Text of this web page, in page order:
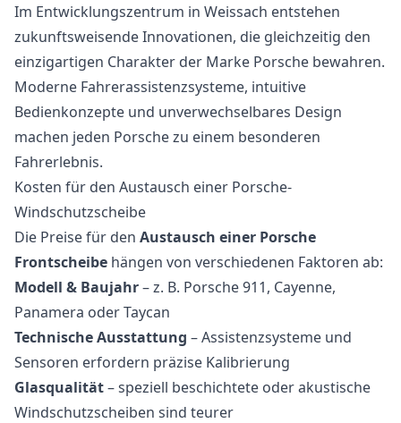
Im Entwicklungszentrum in Weissach entstehen
zukunftsweisende Innovationen, die gleichzeitig den
einzigartigen Charakter der Marke Porsche bewahren.
Moderne Fahrerassistenzsysteme, intuitive
Bedienkonzepte und unverwechselbares Design
machen jeden Porsche zu einem besonderen
Fahrerlebnis.
Kosten für den Austausch einer Porsche-
Windschutzscheibe
Die Preise für den Austausch einer Porsche
Frontscheibe hängen von verschiedenen Faktoren ab:
Modell & Baujahr– z. B. Porsche 911, Cayenne,
Panamera oder Taycan
Technische Ausstattung – Assistenzsysteme und
Sensoren erfordern präzise Kalibrierung
Glasqualität– speziell beschichtete oder akustische
Windschutzscheiben sind teurer